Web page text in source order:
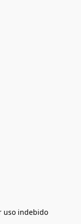
uso indebido